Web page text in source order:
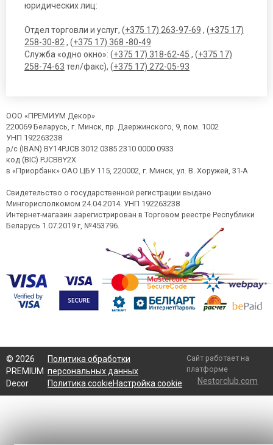
юридических лиц:
Отдел торговли и услуг, (+375 17) 263-97-69 , (+375 17)
258-30-82, (+375 17) 368 -80-49
Служба «одно окно»: (+375 17) 318-62-45 , (+375 17)
258-74-63 тел/факс), (+375 17) 272-05-93
ООО «ПРЕМИУМ Декор»
220069 Беларусь, г. Минск, пр. Дзержинского, 9, пом. 1002
УНП 192263238
р/с (IBAN) BY14PJCB 3012 0385 2310 0000 0933
код (BIC) PJCBBY2X
в «Приорбанк» ОАО ЦБУ 115, 220002, г. Минск, ул. В. Хоружей, 31-А
Свидетельство о государственной регистрации выдано
Мингорисполкомом 24.04.2014. УНП 192263238
Интернет-магазин зарегистрирован в Торговом реестре Республики
Беларусь 1.07.2019 г, №453796.
© 2026
PREMIUM
Decor
Политика обработки
персональных данных
Политика cookieНастройка cookie
Сайт работает на
платформе
Nestorclub.com